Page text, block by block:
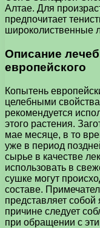
Алтае. Для
предпочитает
широколиственные
Описание
европейского
Копытень
целебными
рекомендуется
этого растения.
мае месяце, в то
уже в период
сырье в качестве
использовать в
сушке могут
составе.
представляет собой
причине следует
при обращении с